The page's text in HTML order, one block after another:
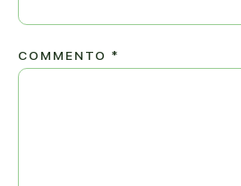
COMMENTO *